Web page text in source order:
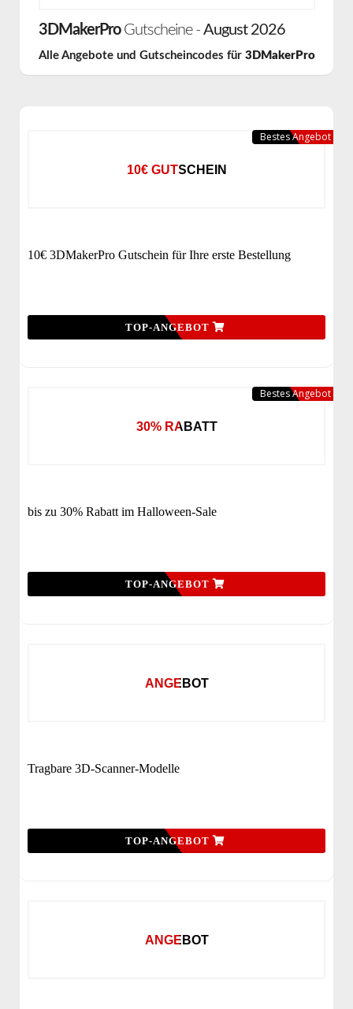
3DMakerProGutscheine - August 2026
Alle Angebote und Gutscheincodes für 3DMakerPro
10€ GUTSCHEIN
10€ 3DMakerPro Gutschein für Ihre erste Bestellung
TOP-ANGEBOT
Bestes Angebot
30% RABATT
bis zu 30% Rabatt im Halloween-Sale
TOP-ANGEBOT
Bestes Angebot
ANGEBOT
Tragbare 3D-Scanner-Modelle
TOP-ANGEBOT
ANGEBOT